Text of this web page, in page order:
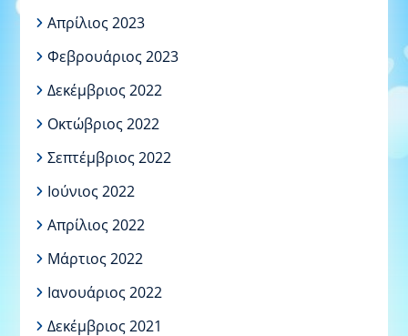
Απρίλιος 2023
Φεβρουάριος 2023
Δεκέμβριος 2022
Οκτώβριος 2022
Σεπτέμβριος 2022
Ιούνιος 2022
Απρίλιος 2022
Μάρτιος 2022
Ιανουάριος 2022
Δεκέμβριος 2021